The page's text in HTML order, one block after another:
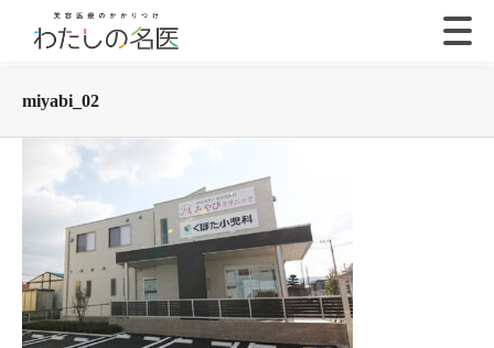
miyabi_02